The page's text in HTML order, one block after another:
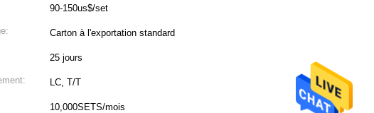
90-150us$/set
Carton à l'exportation standard
25 jours
LC, T/T
10,000SETS/mois